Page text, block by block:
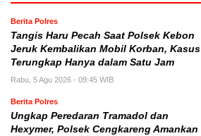
Berita Polres
Tangis Haru Pecah Saat Polsek Kebon
Jeruk Kembalikan Mobil Korban, Kasus
Terungkap Hanya dalam Satu Jam
Rabu, 5 Agu 2026 - 09:45 WIB
Berita Polres
Ungkap Peredaran Tramadol dan
Hexymer, Polsek Cengkareng Amankan